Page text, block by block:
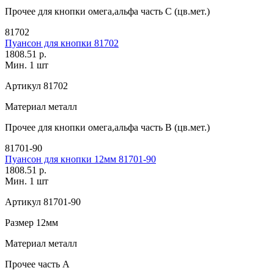
Прочее для кнопки омега,альфа часть С (цв.мет.)
81702
Пуансон для кнопки 81702
1808.51 р.
Мин. 1 шт
Артикул 81702
Материал металл
Прочее для кнопки омега,альфа часть В (цв.мет.)
81701-90
Пуансон для кнопки 12мм 81701-90
1808.51 р.
Мин. 1 шт
Артикул 81701-90
Размер 12мм
Материал металл
Прочее часть A